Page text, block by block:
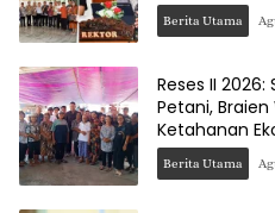
Berita Utama
Reses II
Petani,
Ketahanan
Berita Utama